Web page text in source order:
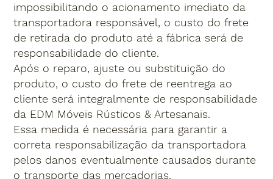
impossibilitando o acionamento imediato da
transportadora responsável, o custo do frete
de retirada do produto até a fábrica será de
responsabilidade do cliente.
Após o reparo, ajuste ou substituição do
produto, o custo do frete de reentrega ao
cliente será integralmente de responsabilidade
da EDM Móveis Rústicos & Artesanais.
Essa medida é necessária para garantir a
correta responsabilização da transportadora
pelos danos eventualmente causados durante
o transporte das mercadorias.